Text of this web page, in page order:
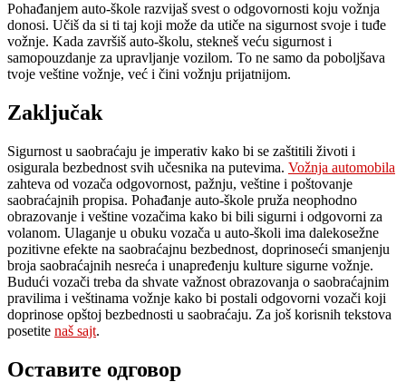
Pohađanjem auto-škole razvijaš svest o odgovornosti koju vožnja
donosi. Učiš da si ti taj koji može da utiče na sigurnost svoje i tuđe
vožnje. Kada završiš auto-školu, stekneš veću sigurnost i
samopouzdanje za upravljanje vozilom. To ne samo da poboljšava
tvoje veštine vožnje, već i čini vožnju prijatnijom.
Zaključak
Sigurnost u saobraćaju je imperativ kako bi se zaštitili životi i
osigurala bezbednost svih učesnika na putevima. Vožnja automobila
zahteva od vozača odgovornost, pažnju, veštine i poštovanje
saobraćajnih propisa. Pohađanje auto-škole pruža neophodno
obrazovanje i veštine vozačima kako bi bili sigurni i odgovorni za
volanom. Ulaganje u obuku vozača u auto-školi ima dalekosežne
pozitivne efekte na saobraćajnu bezbednost, doprinoseći smanjenju
broja saobraćajnih nesreća i unapređenju kulture sigurne vožnje.
Budući vozači treba da shvate važnost obrazovanja o saobraćajnim
pravilima i veštinama vožnje kako bi postali odgovorni vozači koji
doprinose opštoj bezbednosti u saobraćaju. Za još korisnih tekstova
posetite naš sajt.
Оставите одговор